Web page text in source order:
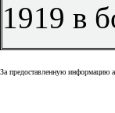
1919 в
За предоставленную информацию